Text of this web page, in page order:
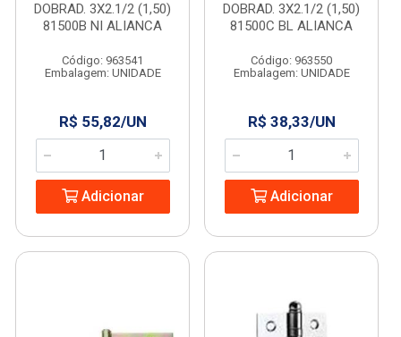
DOBRAD. 3X2.1/2 (1,50)
81500B NI ALIANCA
Código: 963541
Embalagem: UNIDADE
R$ 55,82/UN
Adicionar
DOBRAD. 3X2.1/2 (1,50)
81500C BL ALIANCA
Código: 963550
Embalagem: UNIDADE
R$ 38,33/UN
Adicionar